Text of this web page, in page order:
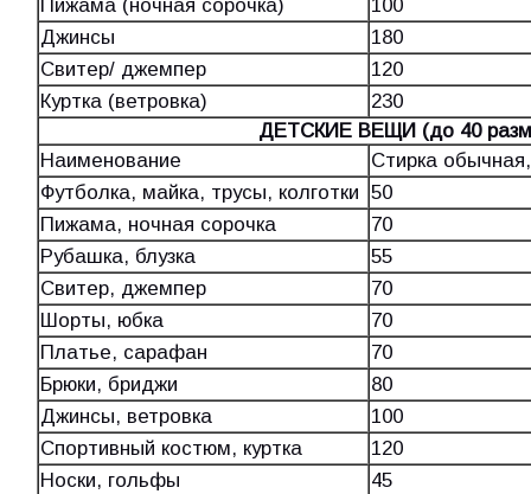
Пижама (ночная сорочка)
100
Джинсы
180
Свитер/ джемпер
120
Куртка (ветровка)
230
ДЕТСКИЕ ВЕЩИ (до 40
Наименование
Стирка
Футболка, майка, трусы, колготки 50
Пижама, ночная сорочка
70
Рубашка, блузка
55
Свитер, джемпер
70
Шорты, юбка
70
Платье, сарафан
70
Брюки, бриджи
80
Джинсы, ветровка
100
Спортивный костюм, куртка
120
Носки, гольфы
45